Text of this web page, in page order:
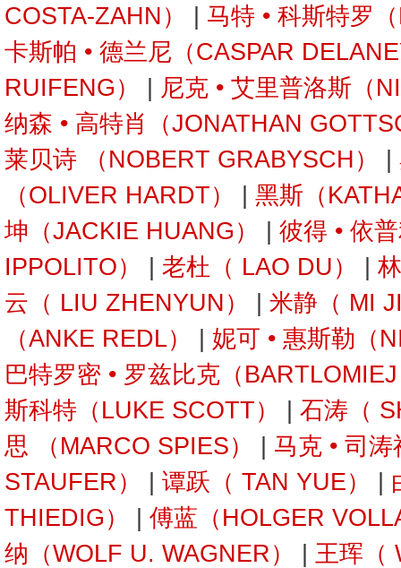
COSTA-ZAHN）
马特 • 科斯特罗
卡斯帕 • 德兰尼（CASPAR
RUIFENG）
尼克 • 艾里普洛斯（
纳森 • 高特肖（JONATHAN
莱贝诗 （NOBERT GRABYSCH）
（OLIVER HARDT）
黑斯（
坤（JACKIE HUANG）
彼得 • 依
IPPOLITO）
老杜（ LAO DU）
云（ LIU ZHENYUN）
米静（ MI
（ANKE REDL）
妮可 • 惠斯勒（
巴特罗密 • 罗兹比克（
斯科特（LUKE SCOTT）
石涛（
思 （MARCO SPIES）
马克 • 司
STAUFER）
谭跃（ TAN YUE）
THIEDIG）
傅蓝（HOLGER
纳（WOLF U. WAGNER）
王珲（